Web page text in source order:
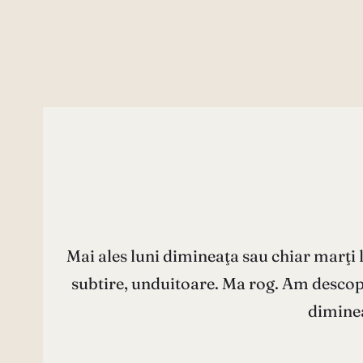
Mai ales luni dimineaţa sau chiar marţi
subtire, unduitoare. Ma rog. Am